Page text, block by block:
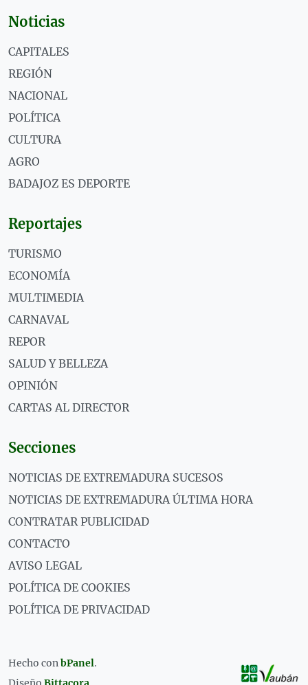
Noticias
CAPITALES
REGIÓN
NACIONAL
POLÍTICA
CULTURA
AGRO
BADAJOZ ES DEPORTE
Reportajes
TURISMO
ECONOMÍA
MULTIMEDIA
CARNAVAL
REPOR
SALUD Y BELLEZA
OPINIÓN
CARTAS AL DIRECTOR
Secciones
NOTICIAS DE EXTREMADURA SUCESOS
NOTICIAS DE EXTREMADURA ÚLTIMA HORA
CONTRATAR PUBLICIDAD
CONTACTO
AVISO LEGAL
POLÍTICA DE COOKIES
POLÍTICA DE PRIVACIDAD
Hecho conbPanel.